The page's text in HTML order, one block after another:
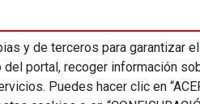
y de terceros para garantizar el
portal, recoger información
Puedes hacer clic en